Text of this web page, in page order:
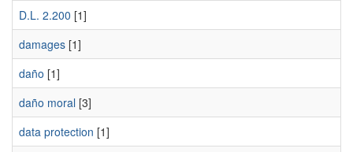
D.L. 2.200 [1]
damages [1]
daño [1]
daño moral [3]
data protection [1]